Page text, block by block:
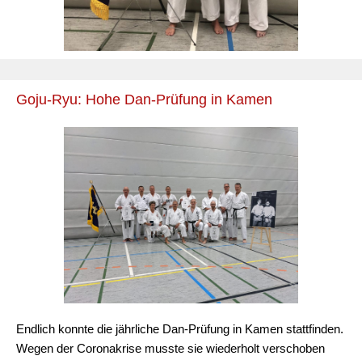
Goju-Ryu: Hohe Dan-Prüfung in Kamen
Endlich konnte die jährliche Dan-Prüfung in Kamen stattfinden.
Wegen der Coronakrise musste sie wiederholt verschoben